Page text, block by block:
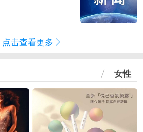
点击查看更多
女性